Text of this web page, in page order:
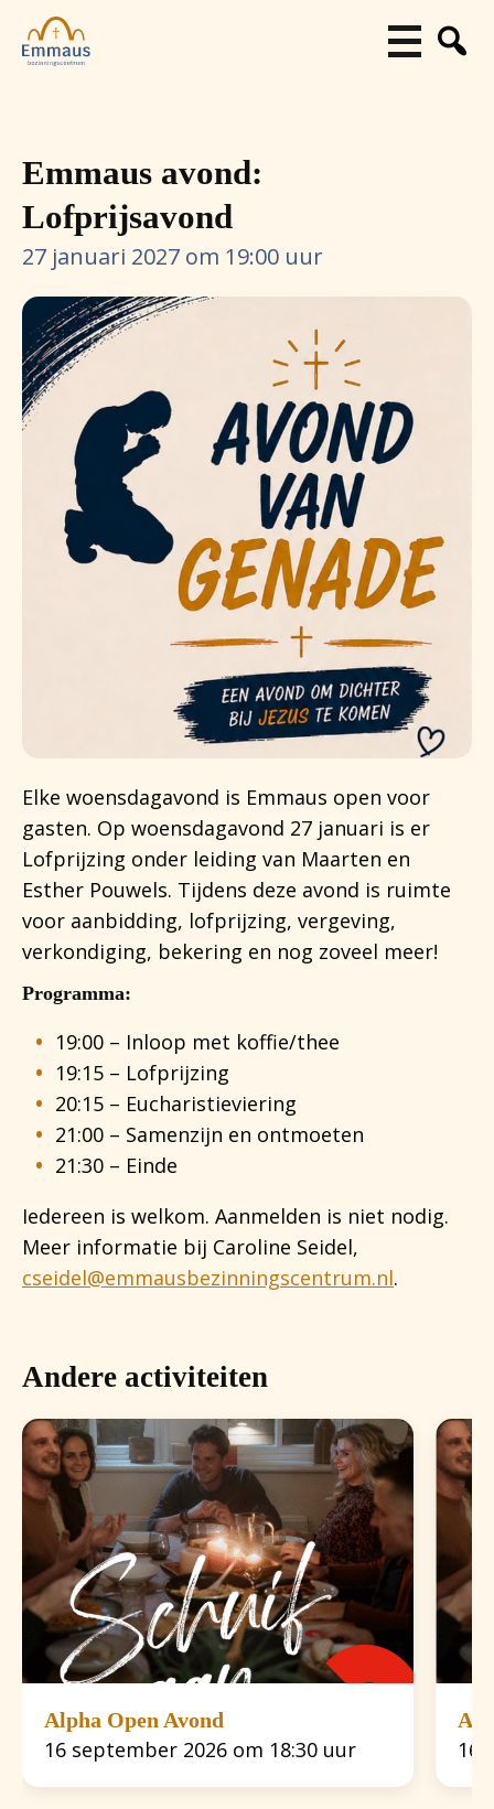
Emmaus avond:
Lofprijsavond
27 januari 2027 om 19:00 uur
Elke woensdagavond is Emmaus open voor
gasten. Op woensdagavond 27 januari is er
Lofprijzing onder leiding van Maarten en
Esther Pouwels. Tijdens deze avond is ruimte
voor aanbidding, lofprijzing, vergeving,
verkondiging, bekering en nog zoveel meer!
Programma:
19:00 – Inloop met koffie/thee
19:15 – Lofprijzing
20:15 – Eucharistieviering
21:00 – Samenzijn en ontmoeten
21:30 – Einde
Iedereen is welkom. Aanmelden is niet nodig.
Meer informatie bij Caroline Seidel,
cseidel@emmausbezinningscentrum.nl.
Andere activiteiten
Alpha Open Avond
16 september 2026 om 18:30 uur 16